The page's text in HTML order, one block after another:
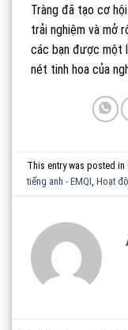
Tràng đã tạo cơ
trải nghiệm và mở
các bạn được một
nét tinh hoa của
This entry was posted in
tiếng anh - EMQI ,Hoạt